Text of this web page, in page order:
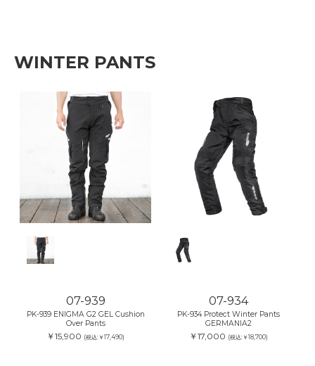
WINTER PANTS
07-939
PK-939 ENIGMA G2 GEL Cushion
Over Pants
￥15,900 (税込:￥17,490)
07-934
PK-934 Protect Winter Pants
GERMANIA2
￥17,000 (税込:￥18,700)